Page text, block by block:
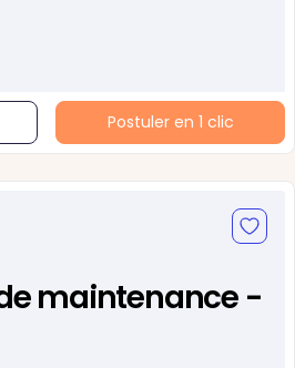
Postuler en 1 clic
maintenance -